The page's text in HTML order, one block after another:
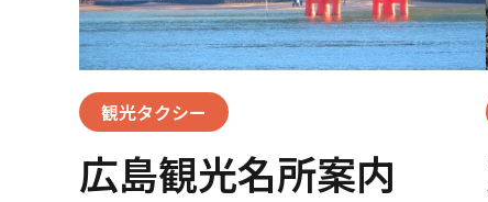
観光タクシー
広島観光名所案内